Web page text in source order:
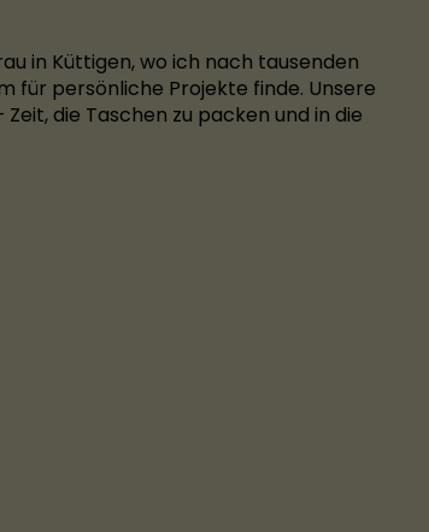
in Küttigen, wo ich nach tausenden
für persönliche Projekte finde. Unsere
die Taschen zu packen und in die